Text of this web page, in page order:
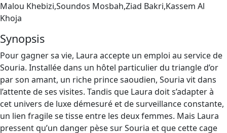
Malou Khebizi,Soundos Mosbah,Ziad Bakri,Kassem Al
Khoja
Synopsis
Pour gagner sa vie, Laura accepte un emploi au service de
Souria. Installée dans un hôtel particulier du triangle d’or
par son amant, un riche prince saoudien, Souria vit dans
l’attente de ses visites. Tandis que Laura doit s’adapter à
cet univers de luxe démesuré et de surveillance constante,
un lien fragile se tisse entre les deux femmes. Mais Laura
pressent qu’un danger pèse sur Souria et que cette cage